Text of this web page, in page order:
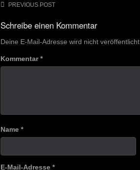
Post
navigation
PREVIOUS POST
Schreibe einen Kommentar
Deine E-Mail-Adresse wird nicht veröffentlicht.
Kommentar*
Name *
E-Mail-Adresse *